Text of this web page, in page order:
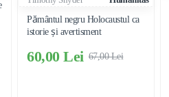
Pământul negru Holocaustul ca
istorie și avertisment
60,00 Lei 67,00 Lei